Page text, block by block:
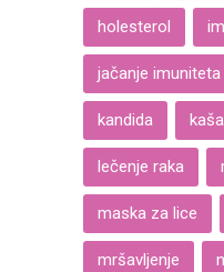
holesterol
jačanje imuniteta
kandida
lečenje raka
maska za lice
mršavljenje